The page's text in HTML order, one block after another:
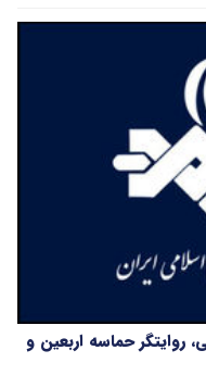
روایتگر حماسه اربعین و